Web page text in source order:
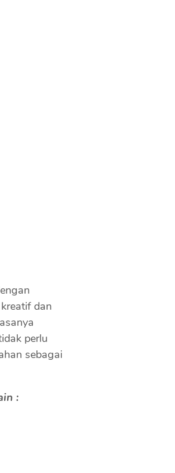
dan
perlu
sebagai
: